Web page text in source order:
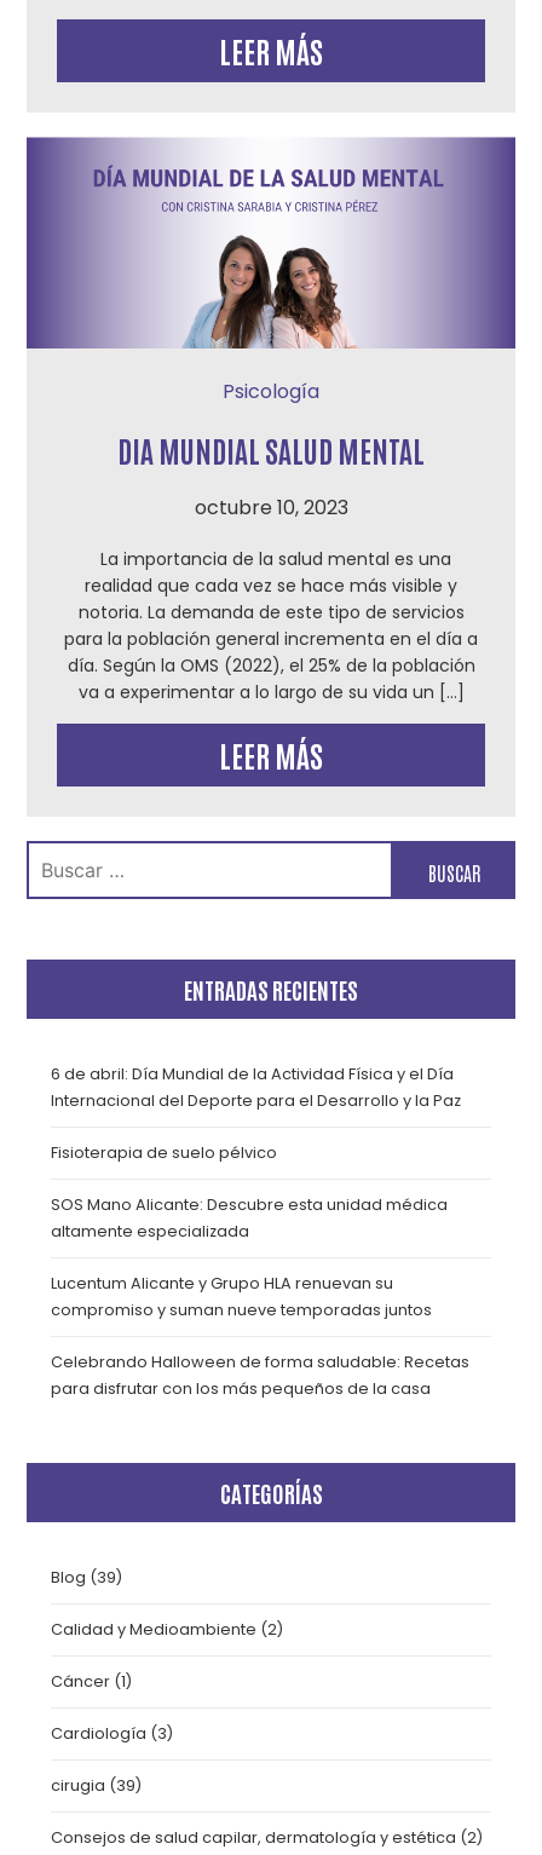
LEER MÁS
Psicología
DIA MUNDIAL SALUD MENTAL
octubre 10, 2023
La importancia de la salud mental es una
realidad que cada vez se hace más visible y
notoria. La demanda de este tipo de servicios
para la población general incrementa en el día a
día. Según la OMS (2022), el 25% de la población
va a experimentar a lo largo de su vida un […]
LEER MÁS
Buscar:
ENTRADAS RECIENTES
6 de abril: Día Mundial de la Actividad Física y el Día
Internacional del Deporte para el Desarrollo y la Paz
Fisioterapia de suelo pélvico
SOS Mano Alicante: Descubre esta unidad médica
altamente especializada
Lucentum Alicante y Grupo HLA renuevan su
compromiso y suman nueve temporadas juntos
Celebrando Halloween de forma saludable: Recetas
para disfrutar con los más pequeños de la casa
CATEGORÍAS
Blog (39)
Calidad y Medioambiente (2)
Cáncer (1)
Cardiología (3)
cirugia (39)
Consejos de salud capilar, dermatología y estética (2)